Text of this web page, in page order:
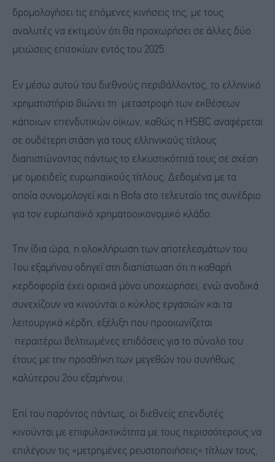
δρομολογήσει τις επόμενες κινήσεις της, με τους
αναλυτές να εκτιμούν ότι θα προχωρήσει σε άλλες δύο
μειώσεις επιτοκίων εντός του 2025.
Εν μέσω αυτού του διεθνούς περιβάλλοντος, το ελληνικό
χρηματιστήριο βιώνει τη μεταστροφή των εκθέσεων
κάποιων επενδυτικών οίκων, καθώς η HSBC αναφέρεται
σε ουδέτερη στάση για τους ελληνικούς τίτλους
διαπιστώνοντας πάντως το ελκυστικότητά τους σε σχέση
με ομοειδείς ευρωπαϊκούς τίτλους. Δεδομένα με τα
οποία συνομολογεί και η Bofa στο τελευταίο της συνέδριο
για τον ευρωπαϊκό χρηματοοικονομικό κλάδο.
Την ίδια ώρα, η ολοκλήρωση των αποτελεσμάτων του
1ου εξαμήνου οδηγεί στη διαπίστωση ότι η καθαρή
κερδοφορία έχει οριακά μόνο υποχωρήσει, ενώ ανοδικά
συνεχίζουν να κινούνται ο κύκλος εργασιών και τα
λειτουργικά κέρδη, εξέλιξη που προοιωνίζεται
περαιτέρω βελτιωμένες επιδόσεις για το σύνολο του
έτους με την προσθήκη των μεγεθών του συνήθως
καλύτερου 2ου εξαμήνου.
Επί του παρόντος πάντως, οι διεθνείς επενδυτές
κινούνται με επιφυλακτικότητα με τους περισσότερους να
επιλέγουν τις «μετρημένες ρευστοποιήσεις» τίτλων τους,